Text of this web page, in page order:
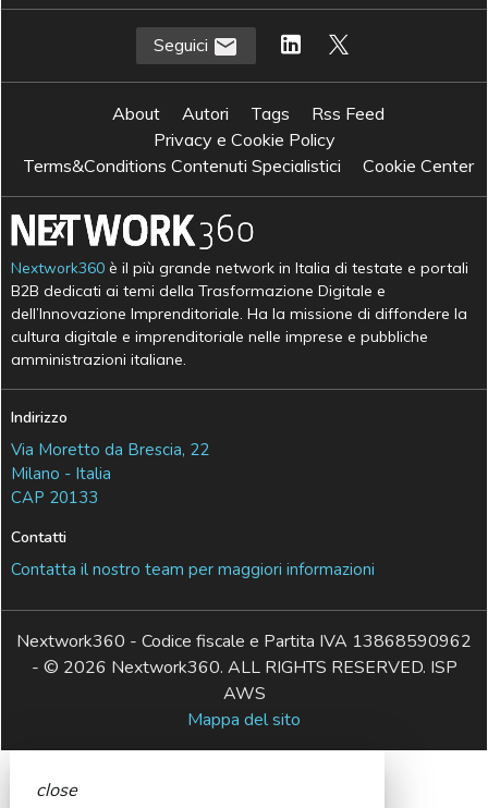
Seguici
About Autori Tags
Rss Feed
Privacy e Cookie Policy
Terms&Conditions Contenuti Specialistici
Cookie Center
Nextwork360 è il più grande network in Italia di testate e portali
B2B dedicati ai temi della Trasformazione Digitale e
dell’Innovazione Imprenditoriale. Ha la missione di diffondere la
cultura digitale e imprenditoriale nelle imprese e pubbliche
amministrazioni italiane.
Indirizzo
Via Moretto da Brescia, 22
Milano - Italia
CAP 20133
Contatti
Contatta il nostro team per maggiori informazioni
Nextwork360 - Codice fiscale e Partita IVA 13868590962
- © 2026 Nextwork360. ALL RIGHTS RESERVED. ISP
AWS
Mappa del sito
close